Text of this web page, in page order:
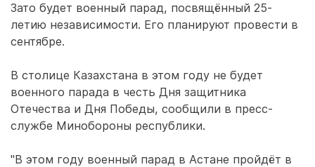
Зато будет военный парад, посвящённый 25-
летию независимости. Его планируют провести в
сентябре.
В столице Казахстана в этом году не будет
военного парада в честь Дня защитника
Отечества и Дня Победы, сообщили в пресс-
службе Минобороны республики.
"В этом году военный парад в Астане пройдёт в